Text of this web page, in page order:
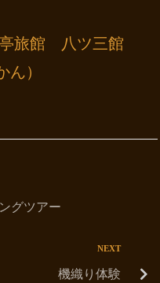
旅館 八ツ三館
ん）
グツアー
NEXT
機織り体験